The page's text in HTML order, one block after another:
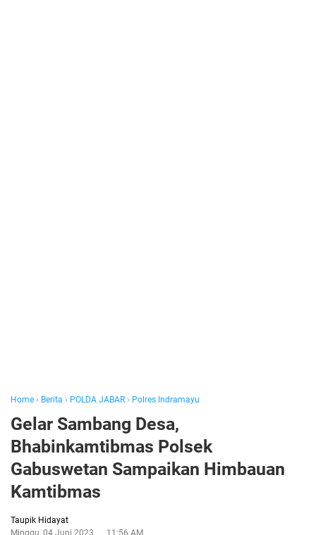
Home › Berita › POLDA JABAR › Polres Indramayu
Gelar Sambang Desa,
Bhabinkamtibmas Polsek
Gabuswetan Sampaikan Himbauan
Kamtibmas
Taupik Hidayat
Minggu, 04 Juni 2023
11:56 AM